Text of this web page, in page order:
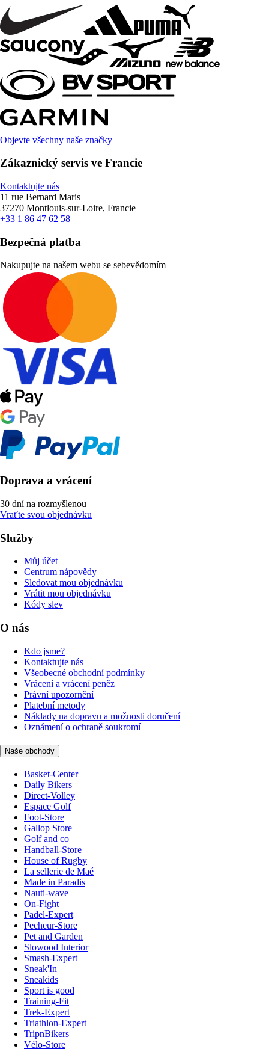
Objevte všechny naše značky
Zákaznický servis ve Francie
Kontaktujte nás
11 rue Bernard Maris
37270 Montlouis-sur-Loire, Francie
+33 1 86 47 62 58
Bezpečná platba
Nakupujte na našem webu se sebevědomím
Doprava a vrácení
30 dní na rozmyšlenou
Vraťte svou objednávku
Služby
Můj účet
Centrum nápovědy
Sledovat mou objednávku
Vrátit mou objednávku
Kódy slev
O nás
Kdo jsme?
Kontaktujte nás
Všeobecné obchodní podmínky
Vrácení a vrácení peněz
Právní upozornění
Platební metody
Náklady na dopravu a možnosti doručení
Oznámení o ochraně soukromí
Naše obchody
Basket-Center
Daily Bikers
Direct-Volley
Espace Golf
Foot-Store
Gallop Store
Golf and co
Handball-Store
House of Rugby
La sellerie de Maé
Made in Paradis
Nauti-wave
On-Fight
Padel-Expert
Pecheur-Store
Pet and Garden
Slowood Interior
Smash-Expert
Sneak'In
Sneakids
Sport is good
Training-Fit
Trek-Expert
Triathlon-Expert
TripnBikers
Vélo-Store